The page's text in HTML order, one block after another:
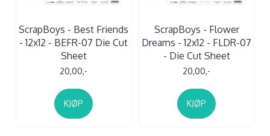
ScrapBoys - Best Friends
- 12x12 - BEFR-07 Die Cut
Sheet
20,00,-
KJØP
ScrapBoys - Flower
Dreams - 12x12 - FLDR-07
- Die Cut Sheet
20,00,-
KJØP